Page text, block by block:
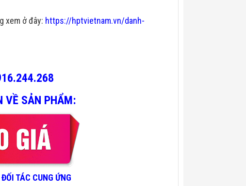
xem ở đây: https://hptvietnam.vn/danh-
VỀ SẢN PHẨM:
TÁC CUNG ỨNG